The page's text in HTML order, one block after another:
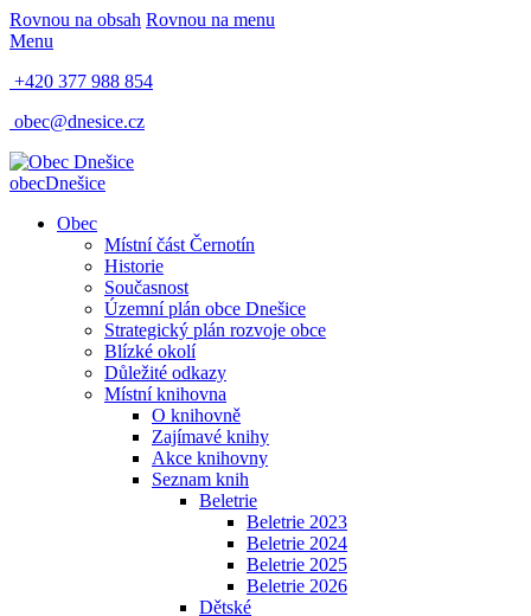
Rovnou na obsah Rovnou na menu
Menu
+420 377 988 854
obec@dnesice.cz
obecDnešice
Obec
Místní část Černotín
Historie
Současnost
Územní plán obce Dnešice
Strategický plán rozvoje obce
Blízké okolí
Důležité odkazy
Místní knihovna
O knihovně
Zajímavé knihy
Akce knihovny
Seznam knih
Beletrie
Beletrie 2023
Beletrie 2024
Beletrie 2025
Beletrie 2026
Dětské